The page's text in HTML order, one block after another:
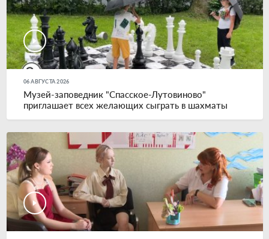
06 АВГУСТА 2026
Музей-заповедник "Спасское-Лутовиново"
приглашает всех желающих сыграть в шахматы